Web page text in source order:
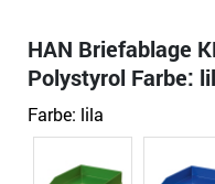
HAN Briefablage
Polystyrol Farbe:
Farbe: lila